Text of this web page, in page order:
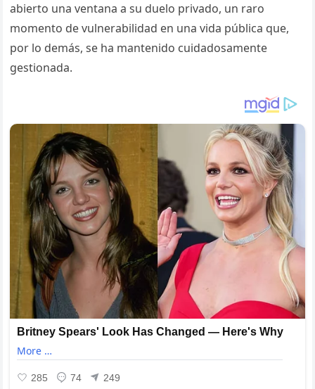
abierto una ventana a su duelo privado, un raro
momento de vulnerabilidad en una vida pública que,
por lo demás, se ha mantenido cuidadosamente
gestionada.